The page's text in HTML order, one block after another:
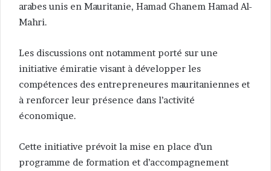
arabes unis en Mauritanie, Hamad Ghanem Hamad Al-
Mahri.
Les discussions ont notamment porté sur une
initiative émiratie visant à développer les
compétences des entrepreneures mauritaniennes et
à renforcer leur présence dans l’activité
économique.
Cette initiative prévoit la mise en place d’un
programme de formation et d’accompagnement